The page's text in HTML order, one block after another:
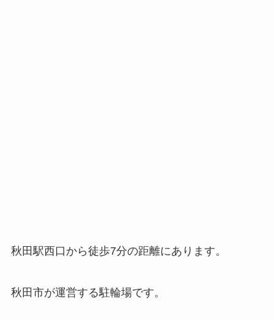
秋田駅西口から徒歩7分の距離にあります。
秋田市が運営する駐輪場です。